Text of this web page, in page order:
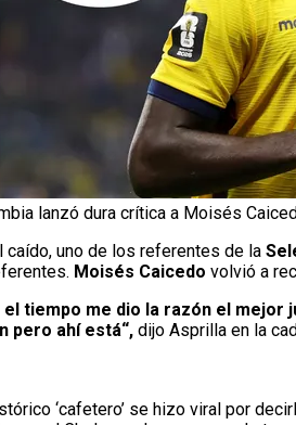
lanzó dura crítica a Moisés
caído, uno de los referentes de la
Moisés Caicedo volvió a
tiempo me dio la razón el mejor
pero ahí está“, dijo Asprilla en la
‘cafetero’ se hizo viral por